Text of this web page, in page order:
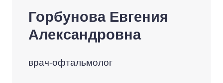
Горбунова Евгения
Александровна
врач-офтальмолог